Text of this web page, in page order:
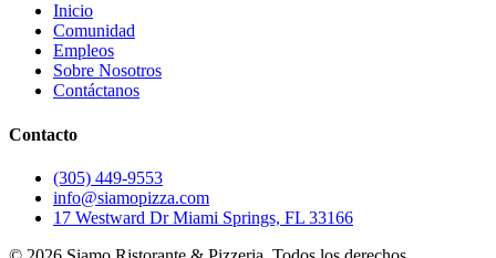
Inicio
Comunidad
Empleos
Sobre Nosotros
Contáctanos
Contacto
(305) 449-9553
info@siamopizza.com
17 Westward Dr Miami Springs, FL 33166